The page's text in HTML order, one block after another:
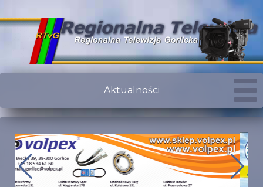
Aktualności